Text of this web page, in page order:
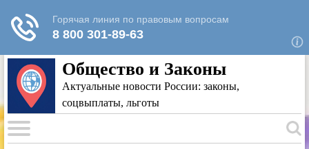
Общество и Законы
Актуальные новости России: законы,
соцвыплаты, льготы
Для любых предложений по сайту: rk-
reestr@cp9.ru